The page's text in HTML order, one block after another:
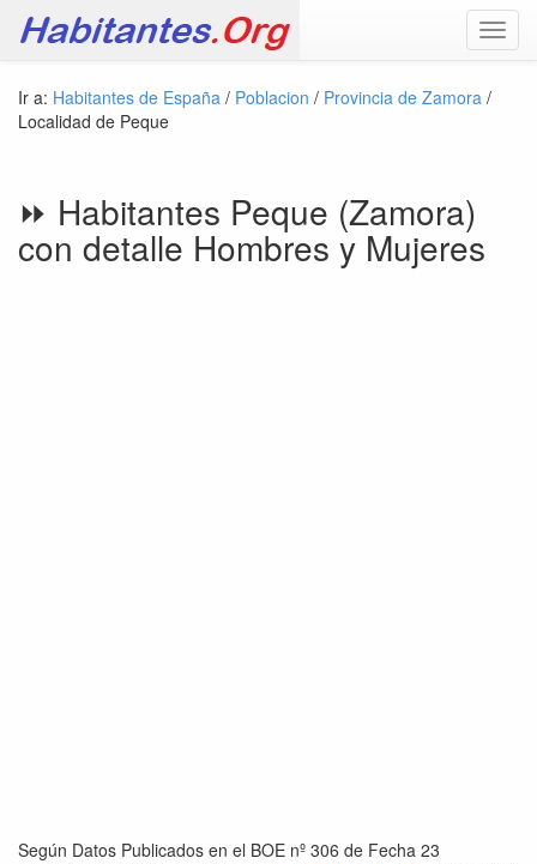
Ir a: Habitantes de España / Poblacion / Provincia de Zamora /
Localidad de Peque
⏩ Habitantes Peque (Zamora)
con detalle Hombres y Mujeres
Según Datos Publicados en el BOE nº 306 de Fecha 23